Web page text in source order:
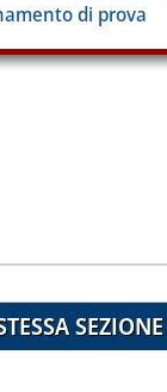
di prova
SEZIONE